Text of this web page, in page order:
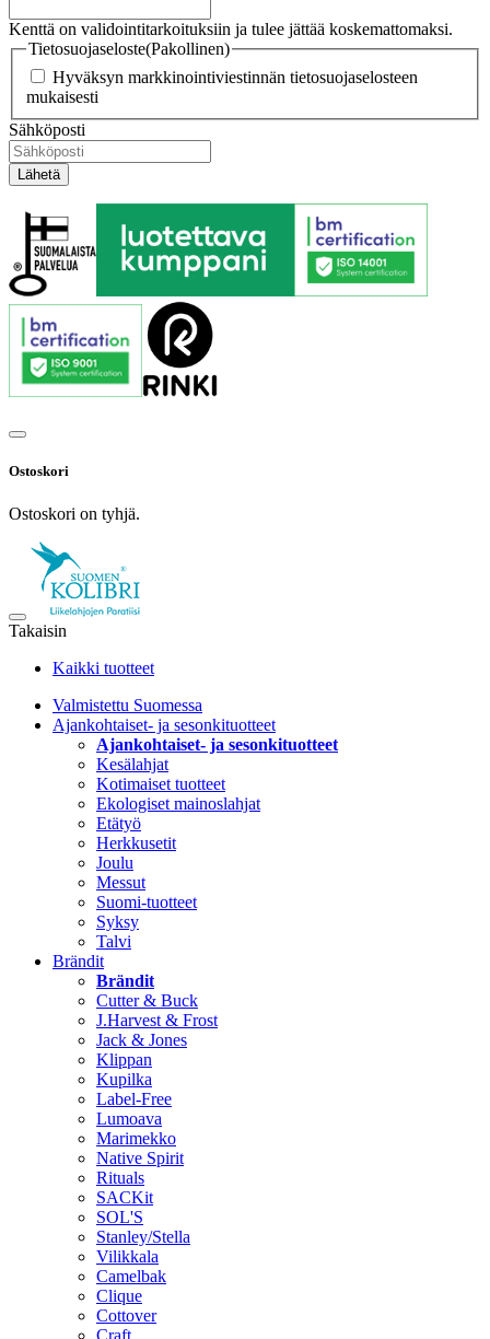
Kenttä on validointitarkoituksiin ja tulee jättää koskemattomaksi.
Tietosuojaseloste(Pakollinen)
Hyväksyn markkinointiviestinnän tietosuojaselosteen
mukaisesti
Sähköposti
Ostoskori
Ostoskori on tyhjä.
Takaisin
Kaikki tuotteet
Valmistettu Suomessa
Ajankohtaiset- ja sesonkituotteet
Ajankohtaiset- ja sesonkituotteet
Kesälahjat
Kotimaiset tuotteet
Ekologiset mainoslahjat
Etätyö
Herkkusetit
Joulu
Messut
Suomi-tuotteet
Syksy
Talvi
Brändit
Brändit
Cutter & Buck
J.Harvest & Frost
Jack & Jones
Klippan
Kupilka
Label-Free
Lumoava
Marimekko
Native Spirit
Rituals
SACKit
SOL'S
Stanley/Stella
Vilikkala
Camelbak
Clique
Cottover
Craft